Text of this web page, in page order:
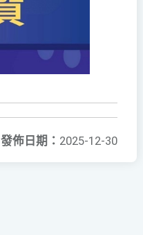
發佈日期： 2025-12-30